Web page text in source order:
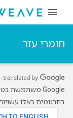
חומרי עזר
בתרגומים כאלו